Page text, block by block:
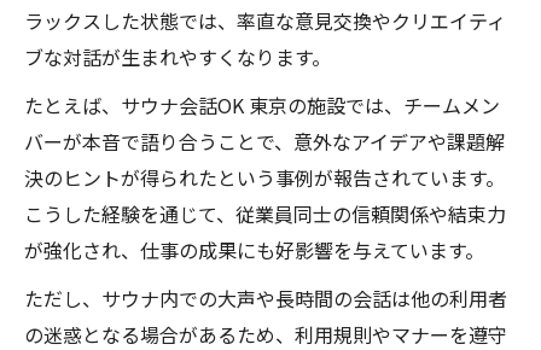
ラックスした状態では、率直な意見交換やクリエイティ
ブな対話が生まれやすくなります。
たとえば、サウナ会話OK 東京の施設では、チームメン
バーが本音で語り合うことで、意外なアイデアや課題解
決のヒントが得られたという事例が報告されています。
こうした経験を通じて、従業員同士の信頼関係や結束力
が強化され、仕事の成果にも好影響を与えています。
ただし、サウナ内での大声や長時間の会話は他の利用者
の迷惑となる場合があるため、利用規則やマナーを遵守